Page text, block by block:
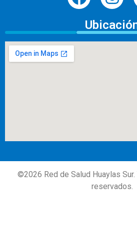
©2026 Red de Salud Huaylas
reservados.